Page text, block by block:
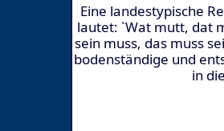
Eine landestypische
lautet: `Wat mutt, dat
sein muss, das muss
bodenständige und
in